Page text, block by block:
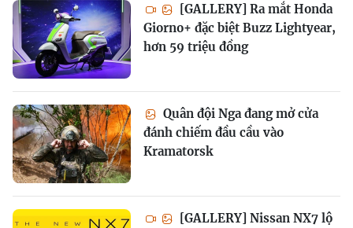
[GALLERY] Ra mắt Honda
Giorno+ đặc biệt Buzz Lightyear,
hơn 59 triệu đồng
Quân đội Nga đang mở cửa
đánh chiếm đầu cầu vào
Kramatorsk
[GALLERY] Nissan NX7 lộ